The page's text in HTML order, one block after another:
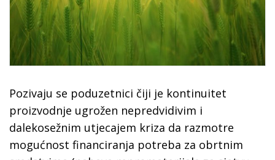
Pozivaju se poduzetnici čiji je kontinuitet
proizvodnje ugrožen nepredvidivim i
dalekosežnim utjecajem kriza da razmotre
mogućnost financiranja potreba za obrtnim